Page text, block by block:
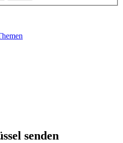
senden